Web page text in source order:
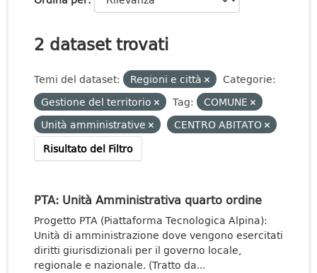
2 dataset trovati
Temi del dataset: Regioni e città
Categorie:
Gestione del territorio
Tag:
COMUNE
Unità amministrative
CENTRO ABITATO
Risultato del Filtro
PTA: Unità Amministrativa quarto ordine
Progetto PTA (Piattaforma Tecnologica Alpina):
Unità di amministrazione dove vengono esercitati
diritti giurisdizionali per il governo locale,
regionale e nazionale. (Tratto da...